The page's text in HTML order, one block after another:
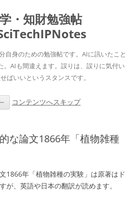
・知財勉強帖
自身のための勉強帖です。AIに訊いたこと
。AIも間違えます。誤りは、誤りに気付い
ばいいというスタンスです。
コンテンツへスキップ
な論文1866年「植物雑種
1866年「植物雑種の実験」は原著はド
が、英語や日本の翻訳が読めます。